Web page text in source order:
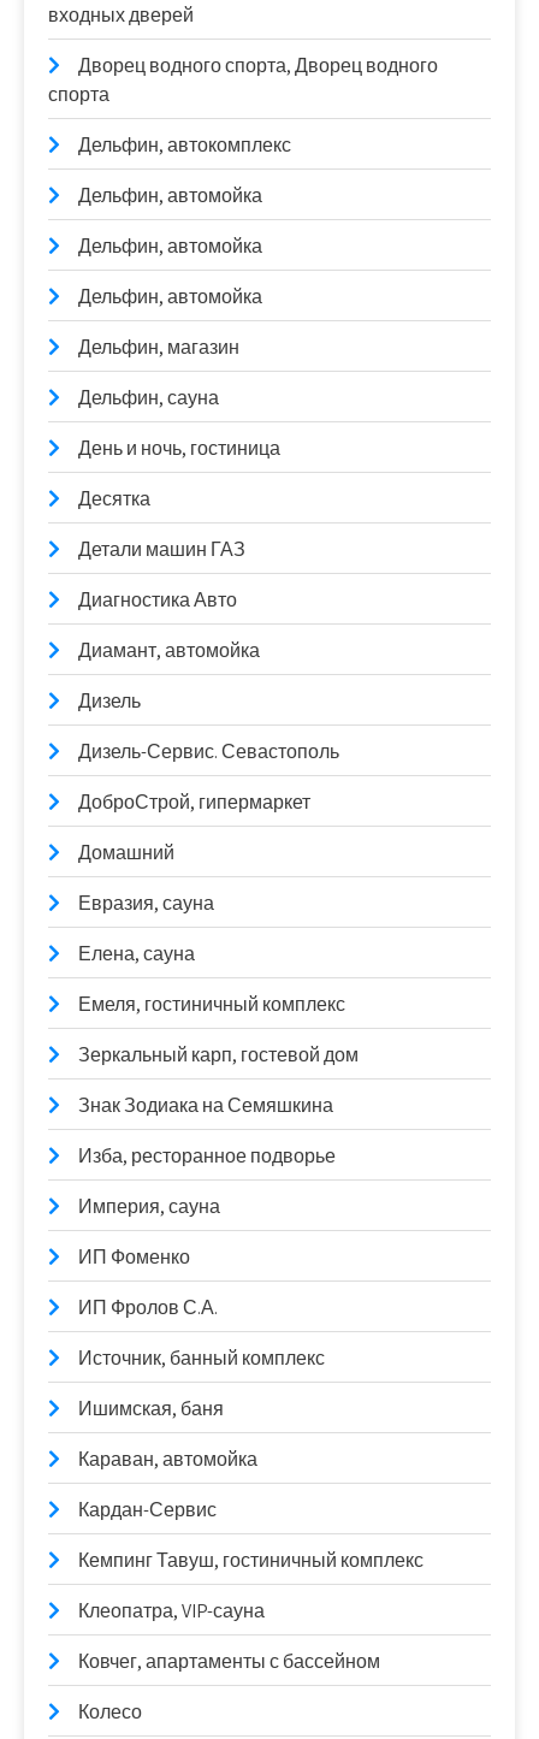
входных дверей
Дворец водного спорта, Дворец водного
спорта
Дельфин, автокомплекс
Дельфин, автомойка
Дельфин, автомойка
Дельфин, автомойка
Дельфин, магазин
Дельфин, сауна
День и ночь, гостиница
Десятка
Детали машин ГАЗ
Диагностика Авто
Диамант, автомойка
Дизель
Дизель-Сервис. Севастополь
ДоброСтрой, гипермаркет
Домашний
Евразия, сауна
Елена, сауна
Емеля, гостиничный комплекс
Зеркальный карп, гостевой дом
Знак Зодиака на Семяшкина
Изба, ресторанное подворье
Империя, сауна
ИП Фоменко
ИП Фролов С.А.
Источник, банный комплекс
Ишимская, баня
Караван, автомойка
Кардан-Сервис
Кемпинг Тавуш, гостиничный комплекс
Клеопатра, VIP-сауна
Ковчег, апартаменты с бассейном
Колесо